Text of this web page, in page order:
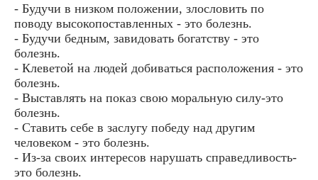
- Будучи в низком положении, злословить по
поводу высокопоставленных - это болезнь.
- Будучи бедным, завидовать богатству - это
болезнь.
- Клеветой на людей добиваться расположения - это
болезнь.
- Выставлять на показ свою моральную силу-это
болезнь.
- Ставить себе в заслугу победу над другим
человеком - это болезнь.
- Из-за своих интересов нарушать справедливость-
это болезнь.